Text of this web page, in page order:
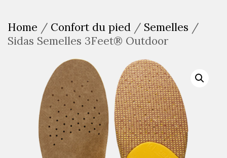
Home / Confort du pied / Semelles /
Sidas Semelles 3Feet® Outdoor